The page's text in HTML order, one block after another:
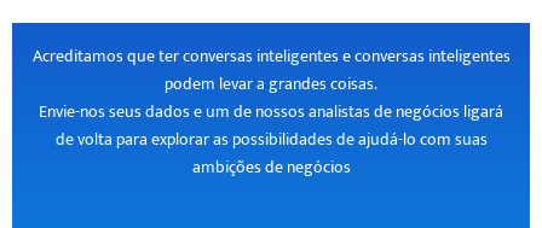
Acreditamos que ter conversas inteligentes e conversas inteligentes
podem levar a grandes coisas.
Envie-nos seus dados e um de nossos analistas de negócios ligará
de volta para explorar as possibilidades de ajudá-lo com suas
ambições de negócios